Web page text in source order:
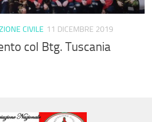
CIVILE 11 DICEMBRE 2019
col Btg. Tuscania